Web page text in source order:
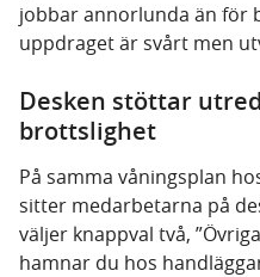
jobbar annorlunda än för
uppdraget är svårt men
Desken stöttar
brottslighet
På samma våningsplan
sitter medarbetarna på
väljer knappval två,
hamnar du hos